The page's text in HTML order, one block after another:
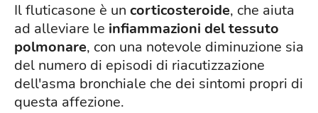
Il fluticasone è un corticosteroide, che aiuta
ad alleviare le infiammazioni del tessuto
polmonare, con una notevole diminuzione sia
del numero di episodi di riacutizzazione
dell'asma bronchiale che dei sintomi propri di
questa affezione.